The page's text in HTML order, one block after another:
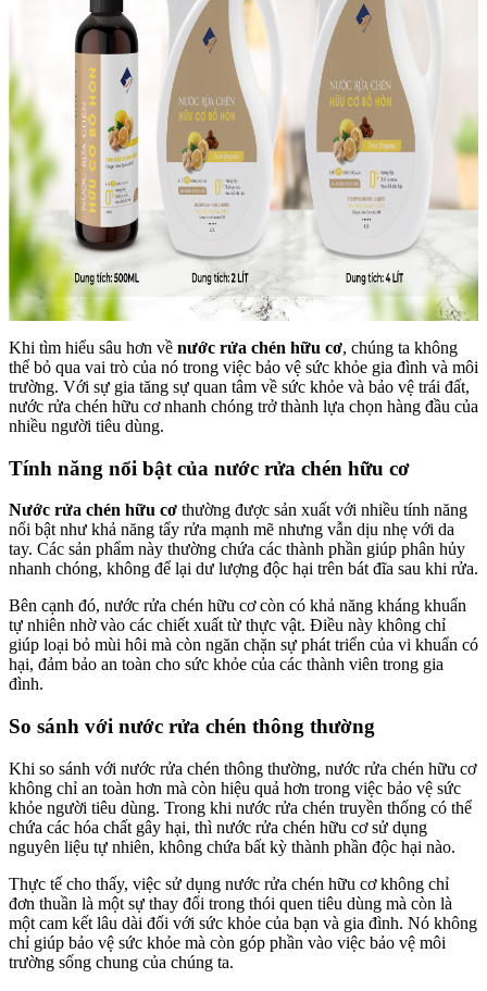
Khi tìm hiểu sâu hơn về nước rửa chén hữu cơ, chúng ta không
thể bỏ qua vai trò của nó trong việc bảo vệ sức khỏe gia đình và môi
trường. Với sự gia tăng sự quan tâm về sức khỏe và bảo vệ trái đất,
nước rửa chén hữu cơ nhanh chóng trở thành lựa chọn hàng đầu của
nhiều người tiêu dùng.
Tính năng nổi bật của nước rửa chén hữu cơ
Nước rửa chén hữu cơ thường được sản xuất với nhiều tính năng
nổi bật như khả năng tẩy rửa mạnh mẽ nhưng vẫn dịu nhẹ với da
tay. Các sản phẩm này thường chứa các thành phần giúp phân hủy
nhanh chóng, không để lại dư lượng độc hại trên bát đĩa sau khi rửa.
Bên cạnh đó, nước rửa chén hữu cơ còn có khả năng kháng khuẩn
tự nhiên nhờ vào các chiết xuất từ thực vật. Điều này không chỉ
giúp loại bỏ mùi hôi mà còn ngăn chặn sự phát triển của vi khuẩn có
hại, đảm bảo an toàn cho sức khỏe của các thành viên trong gia
đình.
So sánh với nước rửa chén thông thường
Khi so sánh với nước rửa chén thông thường, nước rửa chén hữu cơ
không chỉ an toàn hơn mà còn hiệu quả hơn trong việc bảo vệ sức
khỏe người tiêu dùng. Trong khi nước rửa chén truyền thống có thể
chứa các hóa chất gây hại, thì nước rửa chén hữu cơ sử dụng
nguyên liệu tự nhiên, không chứa bất kỳ thành phần độc hại nào.
Thực tế cho thấy, việc sử dụng nước rửa chén hữu cơ không chỉ
đơn thuần là một sự thay đổi trong thói quen tiêu dùng mà còn là
một cam kết lâu dài đối với sức khỏe của bạn và gia đình. Nó không
chỉ giúp bảo vệ sức khỏe mà còn góp phần vào việc bảo vệ môi
trường sống chung của chúng ta.